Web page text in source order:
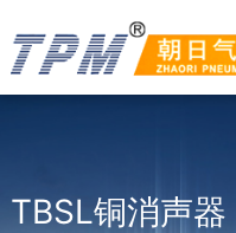
TBSL铜消声器